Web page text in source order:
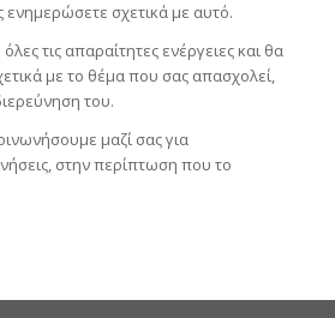
ενημερώσετε σχετικά με αυτό.
τις απαραίτητες ενέργειες και θα
με το θέμα που σας απασχολεί,
του.
μαζί σας για
στην περίπτωση που το